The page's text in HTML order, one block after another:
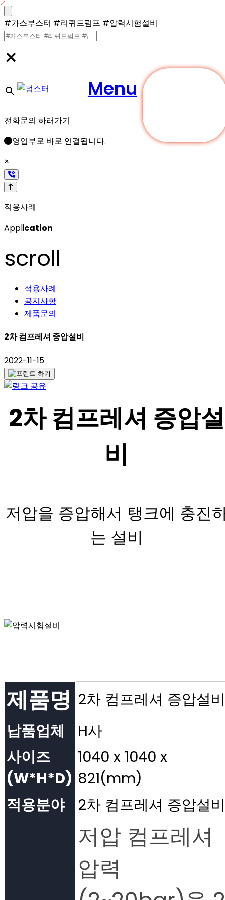
콘
텐
츠
건
뛰
Menu
검
색
설
정/
해
제
#가스부스터 #리퀴드펌프 #압력시험설비
×
전화문의 하러가기
영업부로 바로 연결됩니다.
×
적용사례
Application
scroll
적용사례
공지사항
제품문의
2차 컴프레셔 증압설비
2022-11-15
2차 컴프레셔 증압설
비
저압을 증압해서 탱크에 충진
는 설비
제품명 2차 컴프레셔 증압설
납품업체
H사
사이즈
(W*H*D)
1040 x 1040 x
821(mm)
적용분야
2차 컴프레셔 증압설
저압 컴프레셔
압력